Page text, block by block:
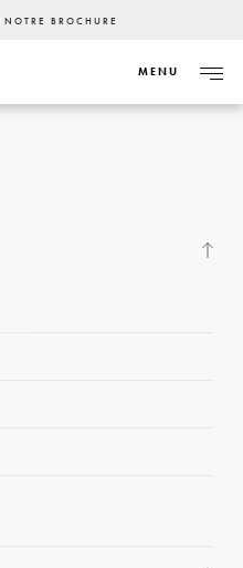
BROCHURE
MENU